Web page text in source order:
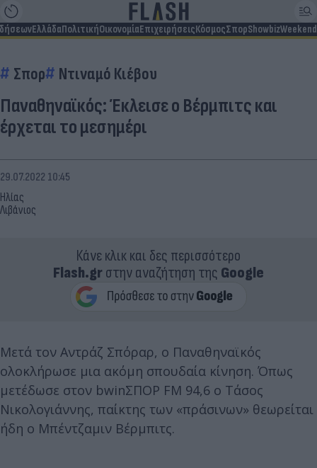
ΕλλάδαΠολιτικήΟικονομίαΕπιχειρήσειςΚόσμοςΣπορShowbizWeekend
Σπορ Ντιναμό Κιέβου
Παναθηναϊκός: Έκλεισε ο Βέρμπιτς και
έρχεται το μεσημέρι
Ηλίας
Λιβάνιος
29.07.2022 10:45
Κάνε κλικ και δες περισσότερο
Flash.grστην αναζήτηση της Google
Μετά τον Αντράζ Σπόραρ, ο Παναθηναϊκός
ολοκλήρωσε μια ακόμη σπουδαία κίνηση. Όπως
μετέδωσε στον bwinΣΠΟΡ FM 94,6 ο Τάσος
Νικολογιάννης, παίκτης των «πράσινων» θεωρείται
ήδη ο Μπέντζαμιν Βέρμπιτς.